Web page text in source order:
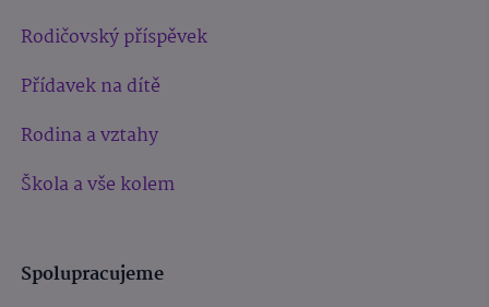
Rodičovský příspěvek
Přídavek na dítě
Rodina a vztahy
Škola a vše kolem
Spolupracujeme